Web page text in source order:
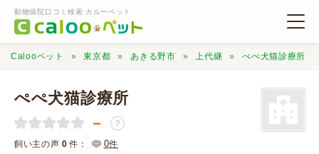
動物病院口コミ検索 カルーペット
動物病院検索
Calooペット 東京都 あきる野市 上代継 ぺぺ犬猫診療所
ぺぺ犬猫診療所
－ ？
飼い主の声 0 件： 0件